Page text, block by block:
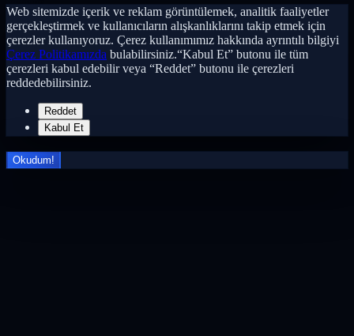
Web sitemizde içerik ve reklam görüntülemek, analitik faaliyetler
gerçekleştirmek ve kullanıcıların alışkanlıklarını takip etmek için
çerezler kullanıyoruz. Çerez kullanımımız hakkında ayrıntılı bilgiyi
Çerez Politikamızda bulabilirsiniz.“Kabul Et” butonu ile tüm
çerezleri kabul edebilir veya “Reddet” butonu ile çerezleri
reddedebilirsiniz.
Reddet
Kabul Et
Okudum!